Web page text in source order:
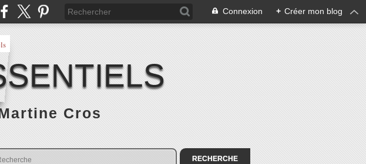
Connexion + Créer mon blog
Cros